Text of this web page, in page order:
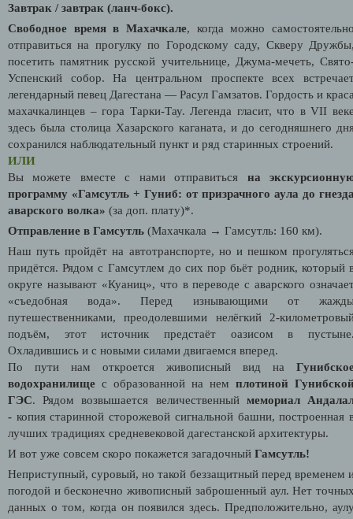
Завтрак / завтрак (ланч-бокс).
Свободное время в Махачкале, когда можно
отправиться на прогулку по Городскому саду, Скверу
посетить памятник русской учительнице, Джума-мечеть,
Успенский собор. На центральном проспекте всех
легендарный певец Дагестана — Расул Гамзатов. Гордость и
махачкалинцев – гора Тарки-Тау. Легенда гласит, что в VII
здесь была столица Хазарского каганата, и до сегодняшнего
сохранился наблюдательный пункт и ряд старинных строений.
ИЛИ
Вы можете вместе с нами отправиться на
программу «Гамсутль + Гуниб: от призрачного аула до
аварского волка» (за доп. плату)*.
Отправление в Гамсутль (Махачкала → Гамсутль: 160 км).
Наш путь пройдёт на автотранспорте, но и пешком
придётся. Рядом с Гамсутлем до сих пор бьёт родник, который
округе называют «Куаниц», что в переводе с аварского
«съедобная вода». Перед изнывающими от
путешественниками, преодолевшими нелёгкий 2-
подъём, этот источник предстаёт оазисом в
Охладившись и с новыми силами двигаемся вперед.
По пути нам откроется живописный вид на
водохранилище с образованной на нем плотиной
ГЭС. Рядом возвышается величественныймемориал
- копия старинной сторожевой сигнальной башни, построенная
лучших традициях средневековой дагестанской архитектуры.
И вот уже совсем скоро покажется загадочный Гамсутль!
Неприступный, суровый, но такой беззащитный перед временем
погодой и бесконечно живописный заброшенный аул. Нет
данных о том, когда он появился здесь. Предположительно,